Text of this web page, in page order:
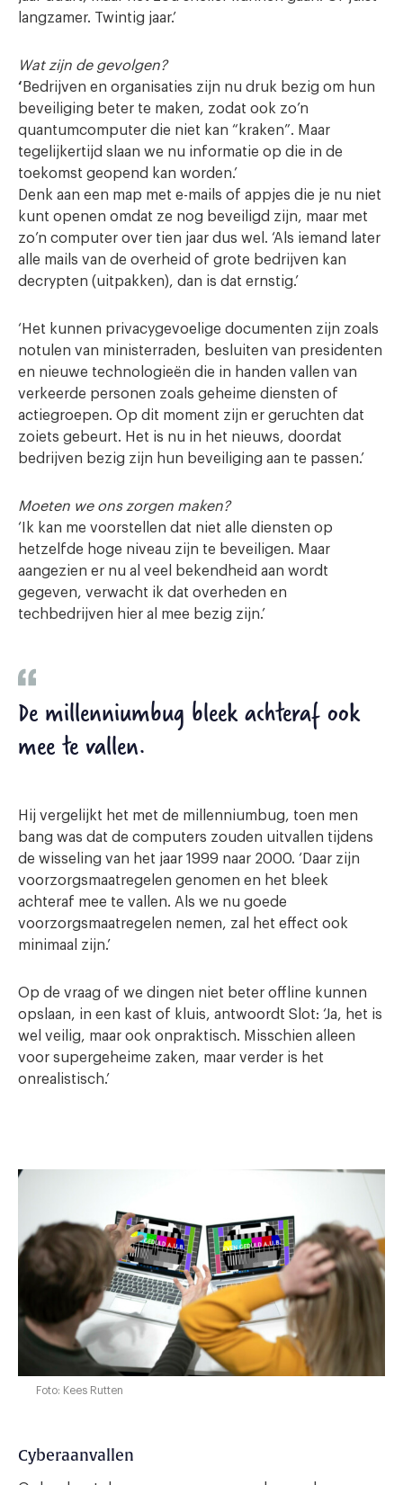
langzamer. Twintig jaar.’
Wat zijn de gevolgen?
‘ Bedrijven en organisaties zijn nu druk bezig om hun
beveiliging beter te maken, zodat ook zo’n
quantumcomputer die niet kan “kraken”. Maar
tegelijkertijd slaan we nu informatie op die in de
toekomst geopend kan worden.’
Denk aan een map met e-mails of appjes die je nu niet
kunt openen omdat ze nog beveiligd zijn, maar met
zo’n computer over tien jaar dus wel. ‘Als iemand later
alle mails van de overheid of grote bedrijven kan
decrypten (uitpakken), dan is dat ernstig.’
‘Het kunnen privacygevoelige documenten zijn zoals
notulen van ministerraden, besluiten van presidenten
en nieuwe technologieën die in handen vallen van
verkeerde personen zoals geheime diensten of
actiegroepen. Op dit moment zijn er geruchten dat
zoiets gebeurt. Het is nu in het nieuws, doordat
bedrijven bezig zijn hun beveiliging aan te passen.’
Moeten we ons zorgen maken?
‘Ik kan me voorstellen dat niet alle diensten op
hetzelfde hoge niveau zijn te beveiligen. Maar
aangezien er nu al veel bekendheid aan wordt
gegeven, verwacht ik dat overheden en
techbedrijven hier al mee bezig zijn.’
De millenniumbug bleek achteraf ook
mee te vallen.
Hij vergelijkt het met de millenniumbug, toen men
bang was dat de computers zouden uitvallen tijdens
de wisseling van het jaar 1999 naar 2000. ‘Daar zijn
voorzorgsmaatregelen genomen en het bleek
achteraf mee te vallen. Als we nu goede
voorzorgsmaatregelen nemen, zal het effect ook
minimaal zijn.’
Op de vraag of we dingen niet beter offline kunnen
opslaan, in een kast of kluis, antwoordt Slot: ‘Ja, het is
wel veilig, maar ook onpraktisch. Misschien alleen
voor supergeheime zaken, maar verder is het
onrealistisch.’
Foto: Kees Rutten
Cyberaanvallen